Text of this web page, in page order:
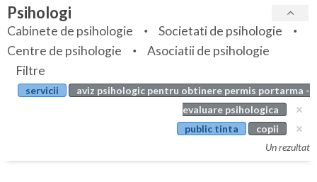
Bihor
Bistrita-Nasaud
Botosani
Bucuresti
Specialitati
Servicii
Articole
Evenimente
Psihologi
Cabinete de psihologie
Societati de psihologie
Centre de psihologie
Asociatii de psihologie
Filtre
servicii
aviz psihologic pentru obtinere permis portarma -
evaluare psihologica
public tinta
copii
Un rezultat